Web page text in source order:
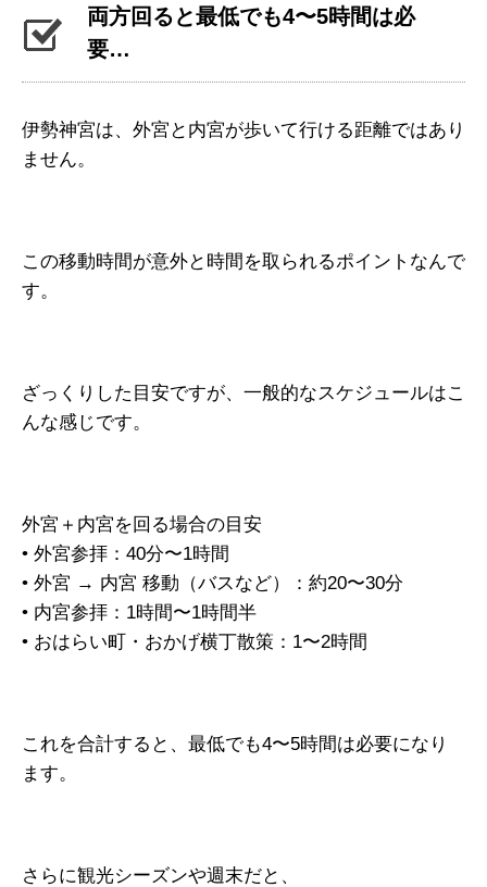
両方回ると最低でも4〜5時間は必
要…
伊勢神宮は、外宮と内宮が歩いて行ける距離ではあり
ません。
この移動時間が意外と時間を取られるポイントなんで
す。
ざっくりした目安ですが、一般的なスケジュールはこ
んな感じです。
外宮＋内宮を回る場合の目安
• 外宮参拝：40分〜1時間
• 外宮 → 内宮 移動（バスなど）：約20〜30分
• 内宮参拝：1時間〜1時間半
• おはらい町・おかげ横丁散策：1〜2時間
これを合計すると、最低でも4〜5時間は必要になり
ます。
さらに観光シーズンや週末だと、